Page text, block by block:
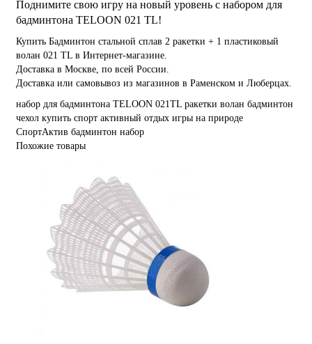
Поднимите свою игру на новый уровень с набором для
бадминтона TELOON 021 TL!
Купить Бадминтон стальной сплав 2 ракетки + 1 пластиковый
волан 021 TL в Интернет-магазине.
Доставка в Москве, по всей России.
Доставка или самовывоз из магазинов в Раменском и Люберцах.
набор для бадминтона TELOON 021TL ракетки волан бадминтон
чехол купить спорт активный отдых игры на природе
СпортАктив бадминтон набор
Похожие товары